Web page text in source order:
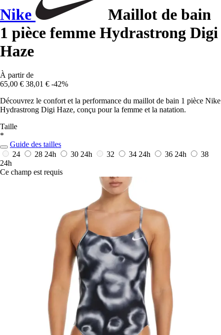
Nike
Maillot de bain
1 pièce femme Hydrastrong Digi
Haze
À partir de
65,00 € 38,01 € -42%
Découvrez le confort et la performance du maillot de bain 1 pièce Nike
Hydrastrong Digi Haze, conçu pour la femme et la natation.
Taille
*
Guide des tailles
24
28 24h 30 24h 32 34 24h 36 24h
38
24h
Ce champ est requis